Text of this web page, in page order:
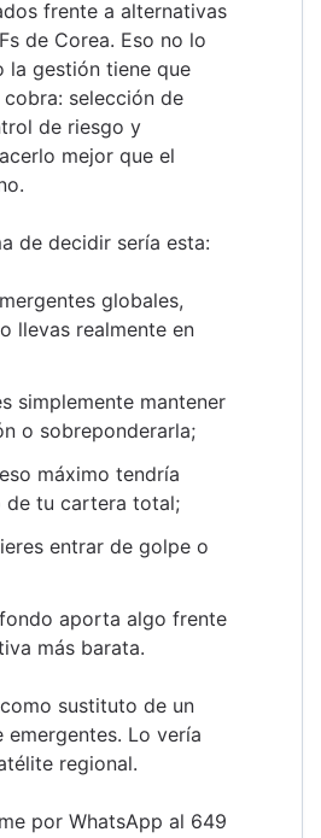
frente a alternativas
de Corea. Eso no lo
la gestión tiene que
selección de
de riesgo y
mejor que el
de decidir sería esta:
globales,
llevas realmente en
simplemente mantener
o sobreponderarla;
máximo tendría
de tu cartera total;
entrar de golpe o
aporta algo frente
más barata.
sustituto de un
Lo vería
regional.
por WhatsApp al 649